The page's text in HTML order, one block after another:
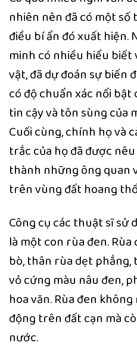
nhiên nên đã có một
điều bí ẩn đó xuất
minh có nhiều hiểu biết
vật, đã dự đoán sự biến
có độ chuẩn xác nổi bật
tin cậy và tôn sùng của
Cuối cùng, chính họ và
trắc của họ đã được
thành những ông quan
trên vùng đất hoang
Công cụ các thuật sĩ sử
là một con rùa đen.
bò, thân rùa dẹt
vỏ cứng màu nâu đen,
hoa văn. Rùa đen
động trên đất cạn mà
nước.